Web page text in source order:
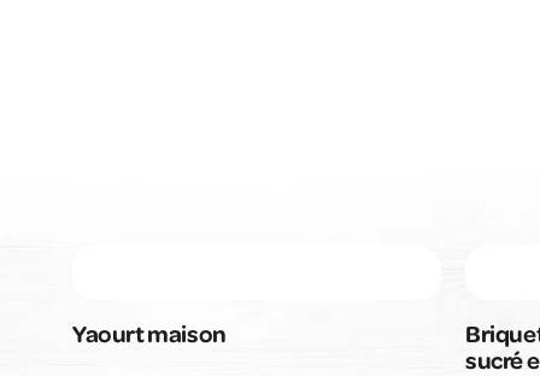
Yaourt maison
sucré